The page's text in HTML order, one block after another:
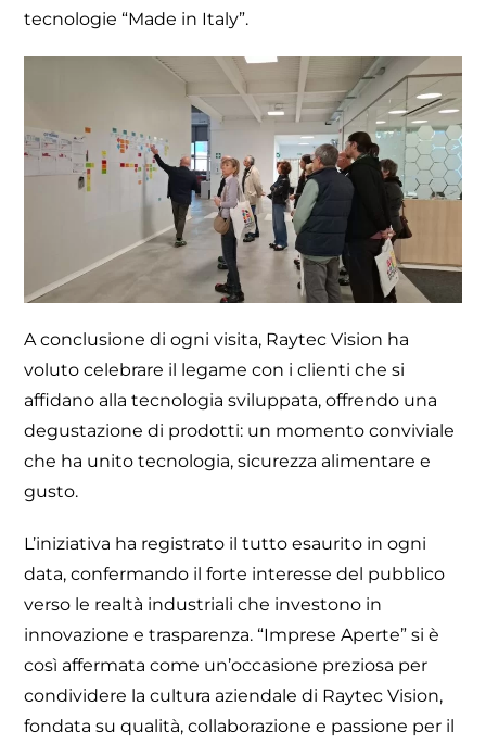
tecnologie “Made in Italy”.
A conclusione di ogni visita, Raytec Vision ha
voluto celebrare il legame con i clienti che si
affidano alla tecnologia sviluppata, offrendo una
degustazione di prodotti: un momento conviviale
che ha unito tecnologia, sicurezza alimentare e
gusto.
L’iniziativa ha registrato il tutto esaurito in ogni
data, confermando il forte interesse del pubblico
verso le realtà industriali che investono in
innovazione e trasparenza. “Imprese Aperte” si è
così affermata come un’occasione preziosa per
condividere la cultura aziendale di Raytec Vision,
fondata su qualità, collaborazione e passione per il